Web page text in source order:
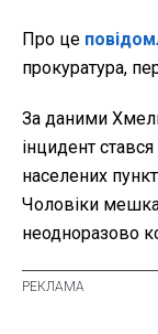
Про це
прокуратура,
За даними
інцидент
населених
Чоловіки
неодноразово